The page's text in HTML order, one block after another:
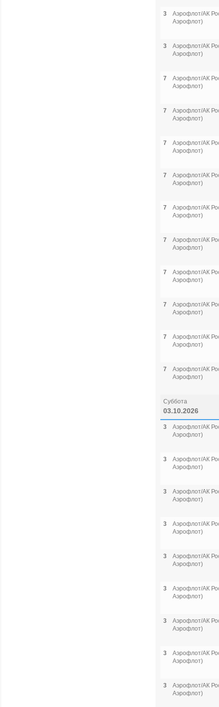
3
Аэрофлот/АК
Аэрофлот)
3
Аэрофлот/АК
Аэрофлот)
7
Аэрофлот/АК
Аэрофлот)
7
Аэрофлот/АК
Аэрофлот)
7
Аэрофлот/АК
Аэрофлот)
7
Аэрофлот/АК
Аэрофлот)
7
Аэрофлот/АК
Аэрофлот)
7
Аэрофлот/АК
Аэрофлот)
7
Аэрофлот/АК
Аэрофлот)
7
Аэрофлот/АК
Аэрофлот)
7
Аэрофлот/АК
Аэрофлот)
7
Аэрофлот/АК
Аэрофлот)
Суббота
03.10.2026
3
Аэрофлот/АК
Аэрофлот)
3
Аэрофлот/АК
Аэрофлот)
3
Аэрофлот/АК
Аэрофлот)
3
Аэрофлот/АК
Аэрофлот)
3
Аэрофлот/АК
Аэрофлот)
3
Аэрофлот/АК
Аэрофлот)
3
Аэрофлот/АК
Аэрофлот)
3
Аэрофлот/АК
Аэрофлот)
3
Аэрофлот/АК
Аэрофлот)